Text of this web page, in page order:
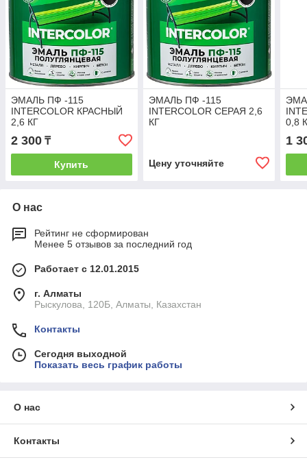
ЭМАЛЬ ПФ -115
INTERCOLOR КРАСНЫЙ
2,6 КГ
2 300 ₸
Купить
ЭМАЛЬ ПФ -115
INTERCOLOR СЕРАЯ 2,6
КГ
Цену уточняйте
0,8
1
О нас
Рейтинг не сформирован
Менее 5 отзывов за последний год
Работает с 12.01.2015
г. Алматы
Рыскулова, 120Б, Алматы, Казахстан
Контакты
Сегодня выходной
Показать весь график работы
О нас
Контакты